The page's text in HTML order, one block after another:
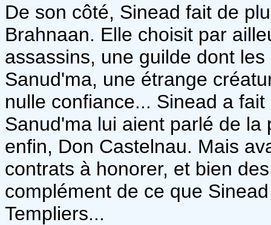
De son côté, Sinead fait de
Brahnaan. Elle choisit par
assassins, une guilde dont
Sanud'ma, une étrange
nulle confiance... Sinead a
Sanud'ma lui aient parlé de la
enfin, Don Castelnau. Mais
contrats à honorer, et bien
complément de ce que
Templiers...